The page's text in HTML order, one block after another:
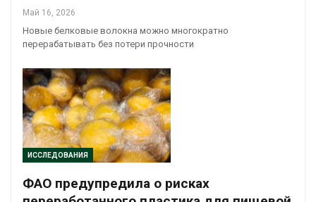
Май 16, 2026
Новые белковые волокна можно многократно
перерабатывать без потери прочности
ИССЛЕДОВАНИЯ
ФАО предупредила о рисках